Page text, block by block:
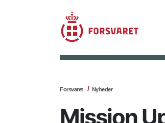
Forsvaret Nyheder
Mission